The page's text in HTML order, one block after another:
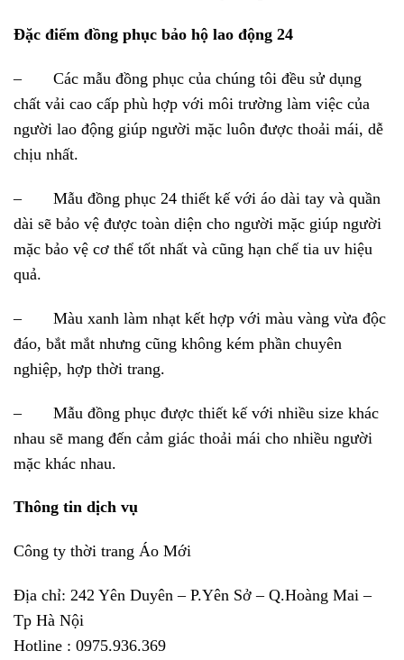
Đặc điểm đồng phục bảo hộ lao động 24
–
Các mẫu đồng phục của chúng tôi đều sử dụng
chất vải cao cấp phù hợp với môi trường làm việc của
người lao động giúp người mặc luôn được thoải mái, dễ
chịu nhất.
–
Mẫu đồng phục 24 thiết kế với áo dài tay và quần
dài sẽ bảo vệ được toàn diện cho người mặc giúp người
mặc bảo vệ cơ thể tốt nhất và cũng hạn chế tia uv hiệu
quả.
–
Màu xanh làm nhạt kết hợp với màu vàng vừa độc
đáo, bắt mắt nhưng cũng không kém phần chuyên
nghiệp, hợp thời trang.
–
Mẫu đồng phục được thiết kế với nhiều size khác
nhau sẽ mang đến cảm giác thoải mái cho nhiều người
mặc khác nhau.
Thông tin dịch vụ
Công ty thời trang Áo Mới
Địa chỉ: 242 Yên Duyên – P.Yên Sở – Q.Hoàng Mai –
Tp Hà Nội
Hotline : 0975.936.369